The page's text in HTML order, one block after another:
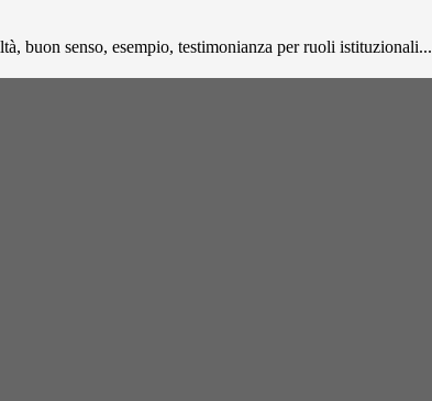
buon senso, esempio, testimonianza per ruoli istituzionali...